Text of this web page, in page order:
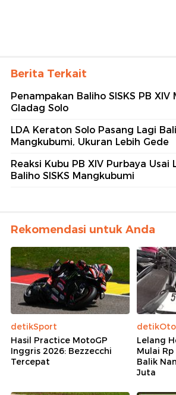
Berita Terkait
Penampakan Baliho SISKS PB
Gladag Solo
LDA Keraton Solo Pasang Lagi
Mangkubumi, Ukuran Lebih Gede
Reaksi Kubu PB XIV Purbaya Usai
Baliho SISKS Mangkubumi
Rekomendasi untuk Anda
detikSport
Hasil Practice MotoGP
Inggris 2026: Bezzecchi
Tercepat
detikOto
Lelang
Mulai
Balik
Juta